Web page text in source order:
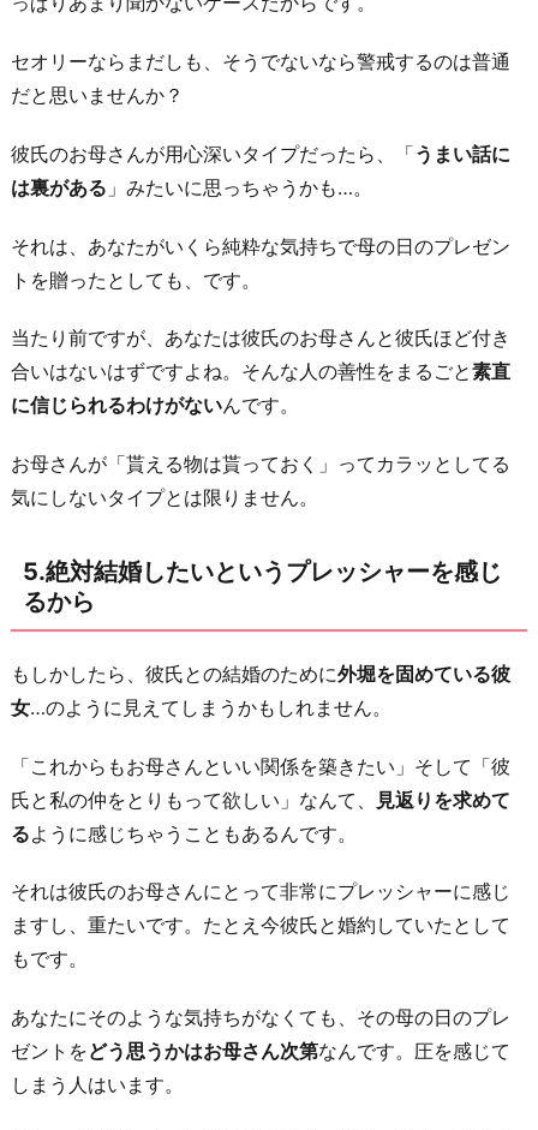
気
分
に
る
か
お
わ
り
に
セオリーならまだしも、そうでないなら警戒するのは普通
だと思いませんか？
彼氏のお母さんが用心深いタイプだったら、「うまい話に
は裏がある 」みたいに思っちゃうかも…。
それは、あなたがいくら純粋な気持ちで母の日のプレゼン
トを贈ったとしても、です。
当たり前ですが、あなたは彼氏のお母さんと彼氏ほど付き
合いはないはずですよね。そんな人の善性をまるごと素直
に信じられるわけがないんです。
お母さんが「貰える物は貰っておく」ってカラッとしてる
気にしないタイプとは限りません。
5.絶対結婚したいというプレッシャーを感じ
るから
もしかしたら、彼氏との結婚のために外堀を固めている彼
女…のように見えてしまうかもしれません。
「これからもお母さんといい関係を築きたい」そして「彼
氏と私の仲をとりもって欲しい」なんて、
見返りを求めて
るように感じちゃうこともあるんです。
それは彼氏のお母さんにとって非常にプレッシャーに感じ
ますし、重たいです。たとえ今彼氏と婚約していたとして
もです。
あなたにそのような気持ちがなくても、その母の日のプレ
ゼントをどう思うかはお母さん次第なんです。圧を感じて
しまう人はいます。